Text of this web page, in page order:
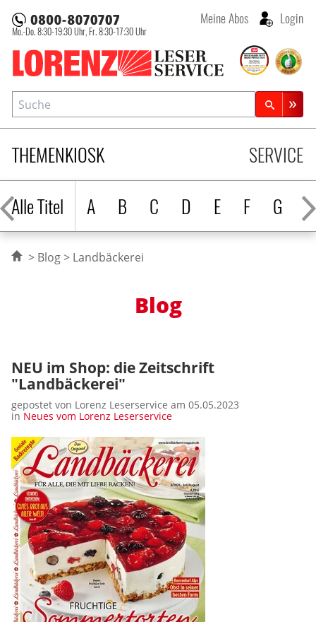
Lorenz Leserservice
Mo.-Do. 8:30-19:30 Uhr, Fr. 8:30-17:30 Uhr
Meine Abos Login
THEMENKIOSK
Alle Titel
A B C D E F G H
SERVICE
Suche
Zeitschriftensuche
Blog Landbäckerei
Blog
NEU im Shop: die Zeitschrift
"Landbäckerei"
gepostet von Lorenz Leserservice am 05.05.2023
in Neues vom Lorenz Leserservice